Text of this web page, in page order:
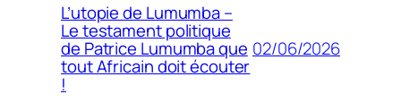
L’utopie de Lumumba –
Le testament politique
de Patrice Lumumba que
tout Africain doit écouter
!
02/06/2026